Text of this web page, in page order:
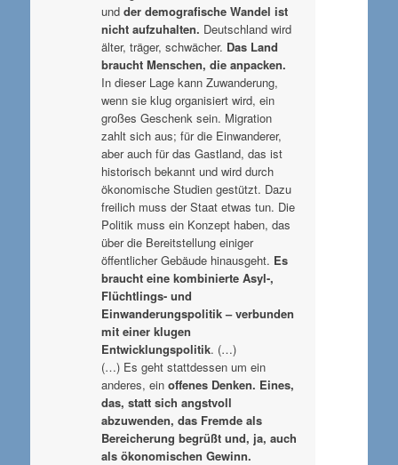
und der demografische Wandel ist
nicht aufzuhalten. Deutschland wird
älter, träger, schwächer. Das Land
braucht Menschen, die anpacken.
In dieser Lage kann Zuwanderung,
wenn sie klug organisiert wird, ein
großes Geschenk sein. Migration
zahlt sich aus; für die Einwanderer,
aber auch für das Gastland, das ist
historisch bekannt und wird durch
ökonomische Studien gestützt. Dazu
freilich muss der Staat etwas tun. Die
Politik muss ein Konzept haben, das
über die Bereitstellung einiger
öffentlicher Gebäude hinausgeht. Es
braucht eine kombinierte Asyl-,
Flüchtlings- und
Einwanderungspolitik – verbunden
mit einer klugen
Entwicklungspolitik. (…)
(…) Es geht stattdessen um ein
anderes, ein offenes Denken. Eines,
das, statt sich angstvoll
abzuwenden, das Fremde als
Bereicherung begrüßt und, ja, auch
als ökonomischen Gewinn.